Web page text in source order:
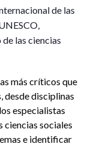
de las
las ciencias
más críticos que
desde disciplinas
especialistas
ciencias sociales
e identificar